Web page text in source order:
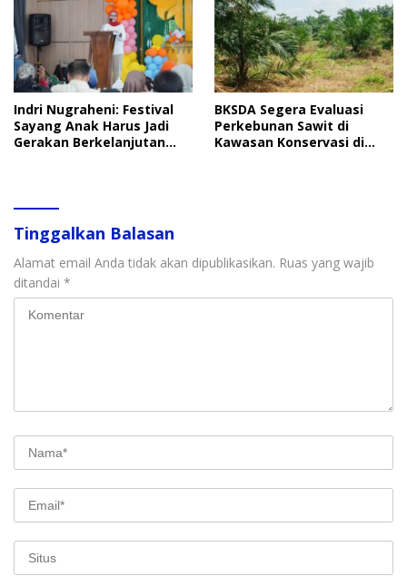
Indri Nugraheni: Festival
Sayang Anak Harus Jadi
Gerakan Berkelanjutan
BKSDA Segera Evaluasi
Perkebunan Sawit di
Kawasan Konservasi di
Tinggalkan Balasan
Alamat email Anda tidak akan dipublikasikan. Ruas yang wajib
ditandai *